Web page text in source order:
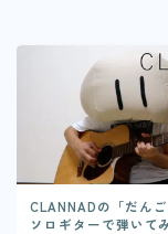
CLANNADの「だん
ソロギターで弾いて